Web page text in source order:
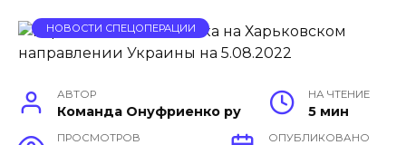
НОВОСТИ СПЕЦОПЕРАЦИИ
АВТОР
Команда Онуфриенко ру
НА ЧТЕНИЕ
5 мин
ПРОСМОТРОВ ОПУБЛИКОВАНО